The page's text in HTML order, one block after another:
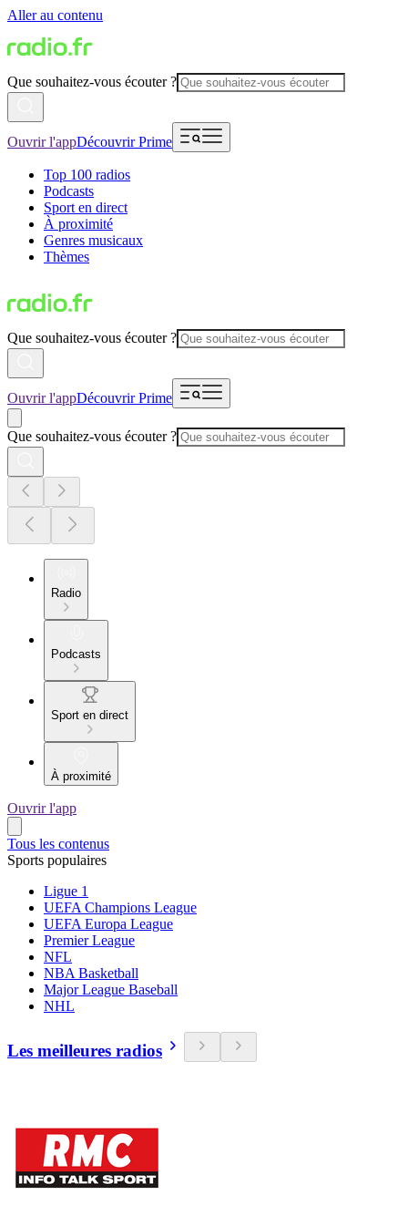
Aller au contenu
Que souhaitez-vous écouter ?
Ouvrir l'appDécouvrir Prime
Top 100 radios
Podcasts
Sport en direct
À proximité
Genres musicaux
Thèmes
Que souhaitez-vous écouter ?
Ouvrir l'appDécouvrir Prime
Que souhaitez-vous écouter ?
Radio
Podcasts
Sport en direct
À proximité
Ouvrir l'app
Tous les contenus
Sports populaires
Ligue 1
UEFA Champions League
UEFA Europa League
Premier League
NFL
NBA Basketball
Major League Baseball
NHL
Les meilleures radios